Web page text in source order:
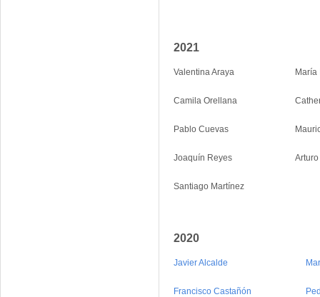
2021
Valentina Araya María
Camila Orellana
Pablo Cuevas
Joaquín Reyes
Santiago Martínez
2020
Javier Alcalde
Francisco Castañón